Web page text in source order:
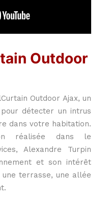
Outdoor
Outdoor Ajax, un
détecter un intrus
dans votre habitation.
réalisée dans le
Alexandre Turpin
et son intérêt
terrasse, une allée